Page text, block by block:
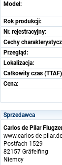
Model:
Rok produkcji:
Nr. rejestracyjny:
Cechy
Przegląd:
Lokalizacja:
Całkowity czas
Cena:
Sprzedawca
Carlos de Pilar
www.carlos-de-pilar.de
Postfach 1529
82157 Gräfelfing
Niemcy